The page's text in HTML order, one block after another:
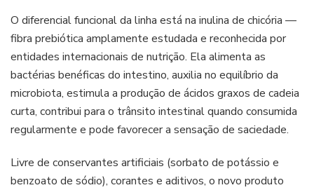
O diferencial funcional da linha está na inulina de chicória —
fibra prebiótica amplamente estudada e reconhecida por
entidades internacionais de nutrição. Ela alimenta as
bactérias benéficas do intestino, auxilia no equilíbrio da
microbiota, estimula a produção de ácidos graxos de cadeia
curta, contribui para o trânsito intestinal quando consumida
regularmente e pode favorecer a sensação de saciedade.
Livre de conservantes artificiais (sorbato de potássio e
benzoato de sódio), corantes e aditivos, o novo produto